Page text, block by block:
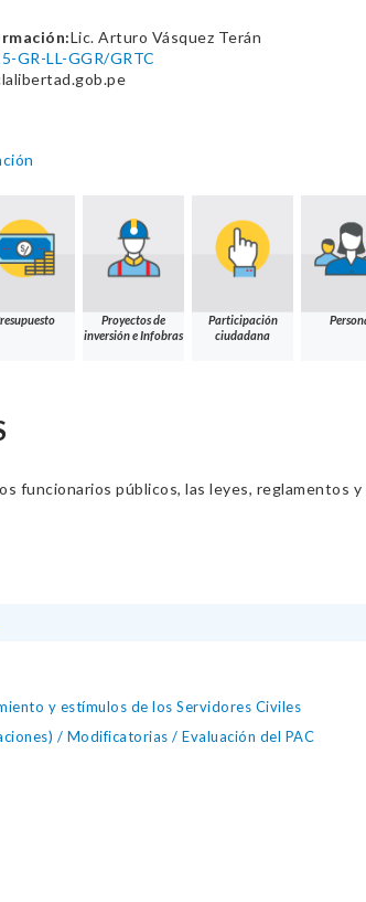
Lic. Arturo Vásquez Terán
GR-LL-GGR/GRTC
Proyectos de
inversión e Infobras
Participación
ciudadana
funcionarios públicos, las leyes, reglamentos
y estímulos de los Servidores Civiles
/ Modificatorias / Evaluación del PAC